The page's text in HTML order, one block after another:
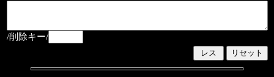
/削除キー/